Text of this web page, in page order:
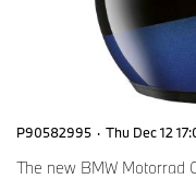
P90582995 · Thu Dec 12
The new BMW Motorrad